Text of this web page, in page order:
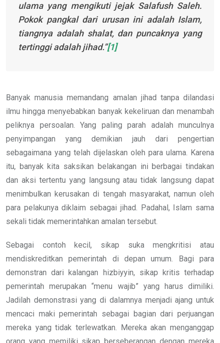
ulama yang mengikuti jejak Salafush Saleh.
Pokok pangkal dari urusan ini adalah Islam,
tiangnya adalah shalat, dan puncaknya yang
tertinggi adalah jihad.”[1]
Banyak manusia memandang amalan jihad tanpa dilandasi
ilmu hingga menyebabkan banyak kekeliruan dan menambah
peliknya persoalan. Yang paling parah adalah munculnya
penyimpangan yang demikian jauh dari pengertian
sebagaimana yang telah dijelaskan oleh para ulama. Karena
itu, banyak kita saksikan belakangan ini berbagai tindakan
dan aksi tertentu yang langsung atau tidak langsung dapat
menimbulkan kerusakan di tengah masyarakat, namun oleh
para pelakunya diklaim sebagai jihad. Padahal, Islam sama
sekali tidak memerintahkan amalan tersebut.
Sebagai contoh kecil, sikap suka mengkritisi atau
mendiskreditkan pemerintah di depan umum. Bagi para
demonstran dari kalangan hizbiyyin, sikap kritis terhadap
pemerintah merupakan “menu wajib” yang harus dimiliki.
Jadilah demonstrasi yang di dalamnya menjadi ajang untuk
mencaci maki pemerintah sebagai bagian dari perjuangan
mereka yang tidak terlewatkan. Mereka akan menganggap